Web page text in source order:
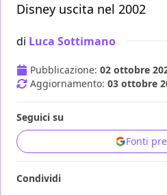
Disney uscita nel 2002
di Luca Sottimano
Pubblicazione: 02 ottobre
Aggiornamento: 03 ottobre
Seguici su
Fonti
Condividi